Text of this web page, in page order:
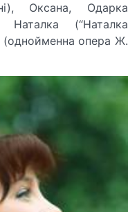
Оксана, Одарка
(“Наталка
(однойменна опера Ж.